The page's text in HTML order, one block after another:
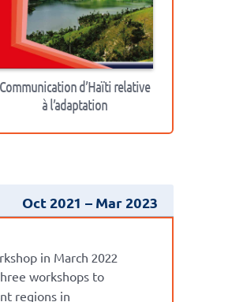
Communication d’Haïti relative
à l’adaptation
Oct 2021 Mar 2023
in March 2022
workshops to
regions in